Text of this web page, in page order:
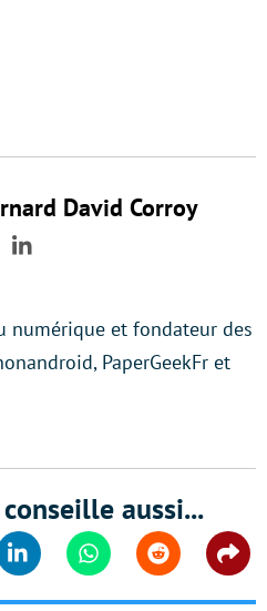
David Corroy
LinkedIn
numérique et fondateur des
PaperGeekFr et
aussi...
Linkedin WhatsappReddit